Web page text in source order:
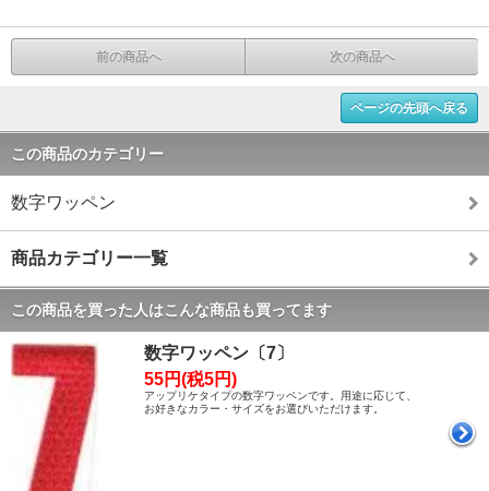
前の商品へ 次の商品へ
ページの先頭へ戻る
この商品のカテゴリー
数字ワッペン
商品カテゴリー一覧
この商品を買った人はこんな商品も買ってます
数字ワッペン〔7〕
55円(税5円)
アップリケタイプの数字ワッペンです。用途に応じて、
お好きなカラー・サイズをお選びいただけます。